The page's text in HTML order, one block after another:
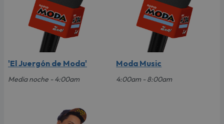
'El Juergón de Moda'
Media noche - 4:00am
Moda Music
4:00am - 8:00am